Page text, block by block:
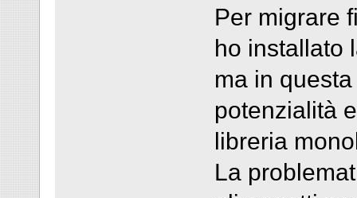
Per migrare
ho installato
ma in
potenzialità
libreria
La